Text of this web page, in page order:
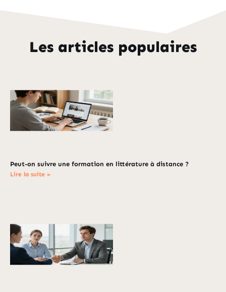
Les articles populaires
Peut-on suivre une formation en littérature à distance ?
Lire la suite »